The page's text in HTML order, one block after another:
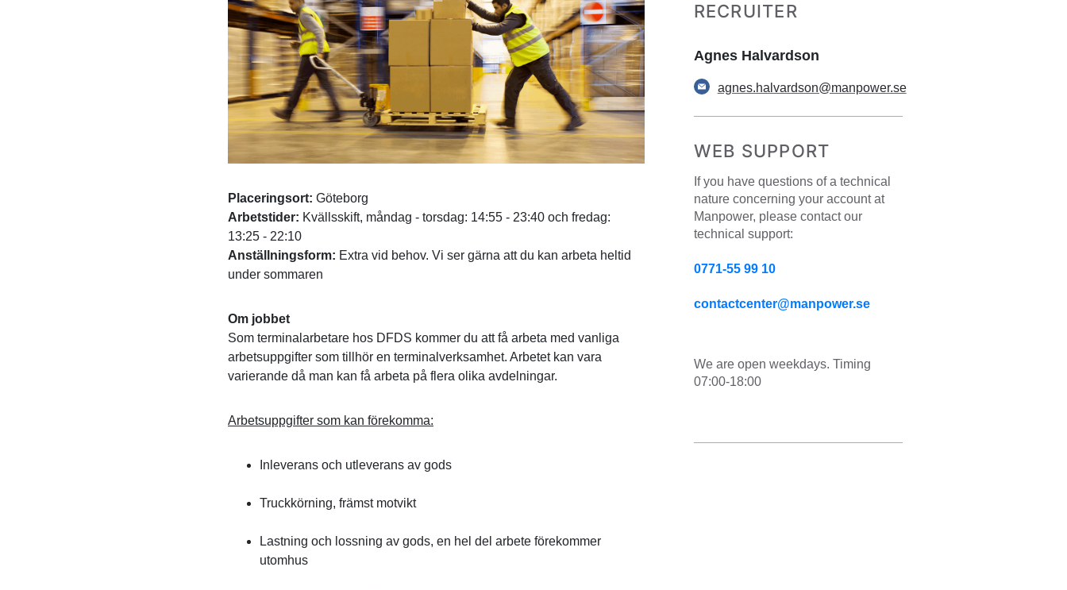
Placeringsort: Göteborg
Arbetstider: Kvällsskift, måndag - torsdag: 14:55 - 23:40 och fredag:
13:25 - 22:10
Anställningsform: Extra vid behov. Vi ser gärna att du kan arbeta heltid
under sommaren
Om jobbet
Som terminalarbetare hos DFDS kommer du att få arbeta med vanliga
arbetsuppgifter som tillhör en terminalverksamhet. Arbetet kan vara
varierande då man kan få arbeta på flera olika avdelningar.
Arbetsuppgifter som kan förekomma:
Inleverans och utleverans av gods
Truckkörning, främst motvikt
Lastning och lossning av gods, en hel del arbete förekommer
utomhus
RECRUITER
Agnes Halvardson
agnes.halvardson@manpower.se
WEB SUPPORT
If you have questions of a technical
nature concerning your account at
Manpower, please contact our
technical support:
0771-55 99 10
contactcenter@manpower.se
We are open weekdays. Timing
07:00-18:00